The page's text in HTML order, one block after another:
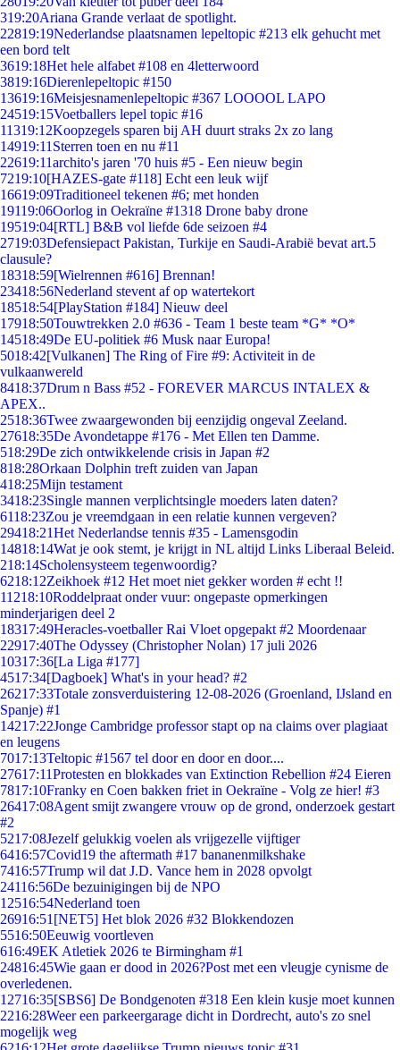
319:20Ariana Grande verlaat de spotlight.
22819:19Nederlandse plaatsnamen lepeltopic #213 elk gehucht met
een bord telt
3619:18Het hele alfabet #108 en 4letterwoord
3819:16Dierenlepeltopic #150
13619:16Meisjesnamenlepeltopic #367 LOOOOL LAPO
24519:15Voetballers lepel topic #16
11319:12Koopzegels sparen bij AH duurt straks 2x zo lang
14919:11 Sterren toen en nu #11
22619:11archito's jaren '70 huis #5 - Een nieuw begin
7219:10[HAZES-gate #118] Echt een leuk wijf
16619:09Traditioneel tekenen #6; met honden
19119:06Oorlog in Oekraïne #1318 Drone baby drone
19519:04[RTL] B&B vol liefde 6de seizoen #4
2719:03Defensiepact Pakistan, Turkije en Saudi-Arabië bevat art.5
clausule?
18318:59[Wielrennen #616] Brennan!
23418:56Nederland stevent af op watertekort
18518:54[PlayStation #184] Nieuw deel
17918:50Touwtrekken 2.0 #636 - Team 1 beste team *G* *O*
14518:49De EU-politiek #6 Musk naar Europa!
5018:42[Vulkanen] The Ring of Fire #9: Activiteit in de
vulkaanwereld
8418:37Drum n Bass #52 - FOREVER MARCUS INTALEX &
APEX..
2518:36Twee zwaargewonden bij eenzijdig ongeval Zeeland.
27618:35De Avondetappe #176 - Met Ellen ten Damme.
518:29De zich ontwikkelende crisis in Japan #2
818:28Orkaan Dolphin treft zuiden van Japan
418:25Mijn testament
3418:23Single mannen verplichtsingle moeders laten daten?
6118:23Zou je vreemdgaan in een relatie kunnen vergeven?
29418:21Het Nederlandse tennis #35 - Lamensgodin
14818:14Wat je ook stemt, je krijgt in NL altijd Links Liberaal Beleid.
218:14Scholensysteem tegenwoordig?
6218:12Zeikhoek #12 Het moet niet gekker worden # echt !!
11218:10Roddelpraat onder vuur: ongepaste opmerkingen
minderjarigen deel 2
18317:49Heracles-voetballer Rai Vloet opgepakt #2 Moordenaar
22917:40The Odyssey (Christopher Nolan) 17 juli 2026
10317:36[La Liga #177]
4517:34[Dagboek] What's in your head? #2
26217:33Totale zonsverduistering 12-08-2026 (Groenland, IJsland en
Spanje) #1
14217:22Jonge Cambridge professor stapt op na claims over plagiaat
en leugens
7017:13Teltopic #1567 tel door en door en door....
27617:11Protesten en blokkades van Extinction Rebellion #24 Eieren
7817:10Franky en Coen bakken friet in Oekraïne - Volg ze hier! #3
26417:08Agent smijt zwangere vrouw op de grond, onderzoek gestart
#2
5217:08Jezelf gelukkig voelen als vrijgezelle vijftiger
6416:57Covid19 the aftermath #17 bananenmilkshake
7416:57Trump wil dat J.D. Vance hem in 2028 opvolgt
24116:56De bezuinigingen bij de NPO
12516:54Nederland toen
26916:51 [NET5] Het blok 2026 #32 Blokkendozen
5516:50Eeuwig voortleven
616:49EK Atletiek 2026 te Birmingham #1
24816:45Wie gaan er dood in 2026?Post met een vleugje cynisme de
overledenen.
12716:35[SBS6] De Bondgenoten #318 Een klein kusje moet kunnen
2216:28Weer een parkeergarage dicht in Dordrecht, auto's zo snel
mogelijk weg